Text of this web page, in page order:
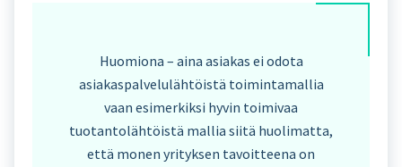
Huomiona – aina asiakas ei odota
asiakaspalvelulähtöistä toimintamallia
vaan esimerkiksi hyvin toimivaa
tuotantolähtöistä mallia siitä huolimatta,
että monen yrityksen tavoitteena on